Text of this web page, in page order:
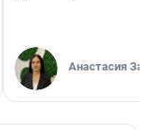
Анастасия